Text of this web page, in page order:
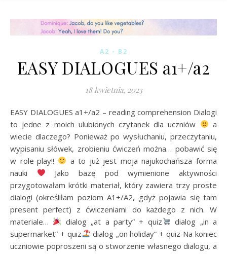
A2 - B2
EASY DIALOGUES a1+/a2
18 kwietnia, 2023
EASY DIALOGUES a1+/a2 – reading comprehension Dialogi
to jedne z moich ulubionych czytanek dla uczniów
a
wiecie dlaczego? Ponieważ po wysłuchaniu, przeczytaniu,
wypisaniu słówek, zrobieniu ćwiczeń można… pobawić się
w role-play!!
a to już jest moja najukochańsza forma
nauki
Jako bazę pod wymienione aktywności
przygotowałam krótki materiał, który zawiera trzy proste
dialogi (określiłam poziom A1+/A2, gdyż pojawia się tam
present perfect) z ćwiczeniami do każdego z nich. W
materiale…
dialog „at a party” + quiz
dialog „in a
supermarket” + quiz
dialog „on holiday” + quiz Na koniec
uczniowie poproszeni są o stworzenie własnego dialogu, a